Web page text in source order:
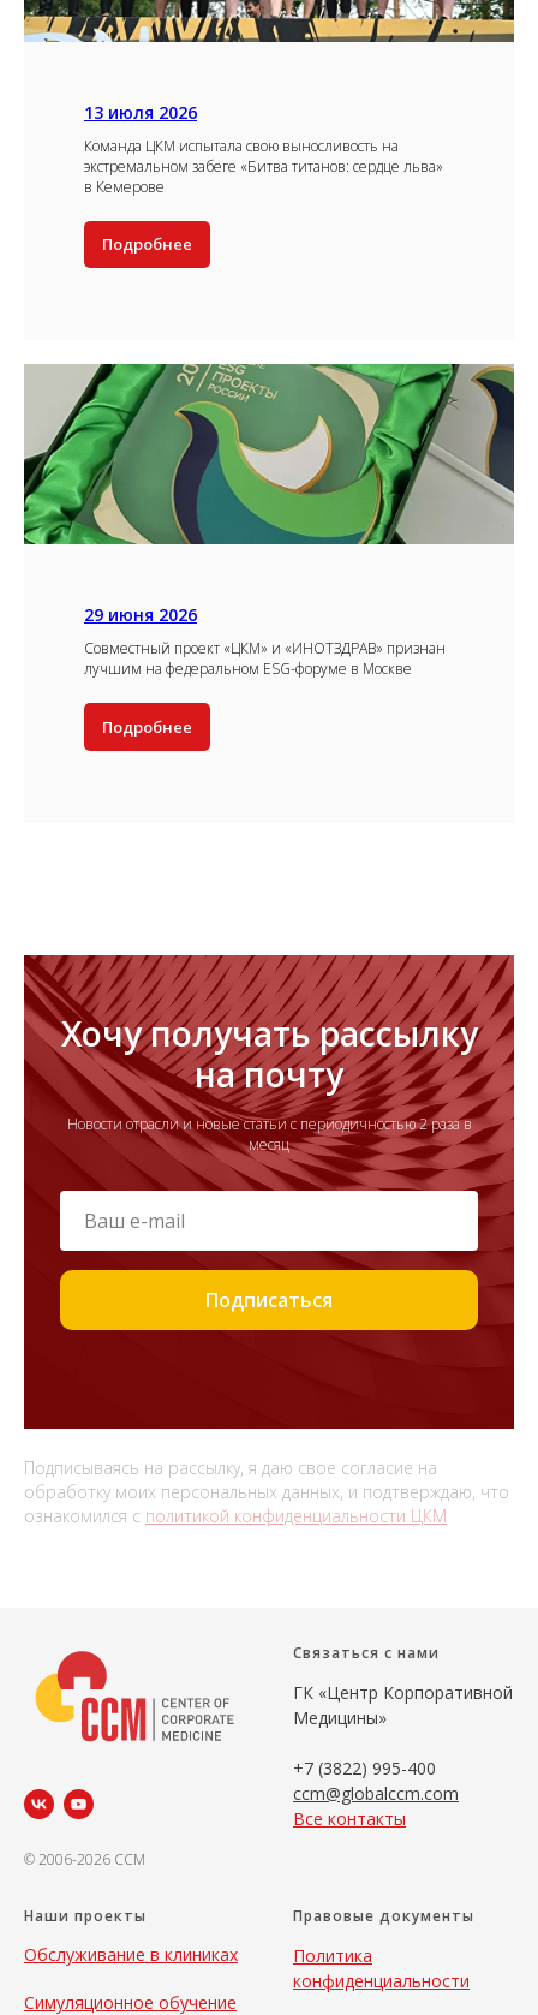
13 июля 2026
Команда ЦКМ испытала свою выносливость на
экстремальном забеге «Битва титанов: сердце льва»
в Кемерове
Подробнее
29 июня 2026
Совместный проект «ЦКМ» и «ИНОТЗДРАВ» признан
лучшим на федеральном ESG-форуме в Москве
Подробнее
Хочу получать рассылку
на почту
Новости отрасли и новые статьи с периодичностью 2 раза в
месяц
Подписаться
Подписываясь на рассылку, я даю свое согласие на
обработку моих персональных данных, и подтверждаю, что
ознакомился с политикой конфиденциальности ЦКМ
© 2006-2026 CCM
Связаться с нами
ГК «Центр Корпоративной
Медицины»
+7 (3822) 995-400
ccm@globalccm.com
Все контакты
Наши проекты
Обслуживание в клиниках
Симуляционное обучение
Правовые документы
Политика
конфиденциальности